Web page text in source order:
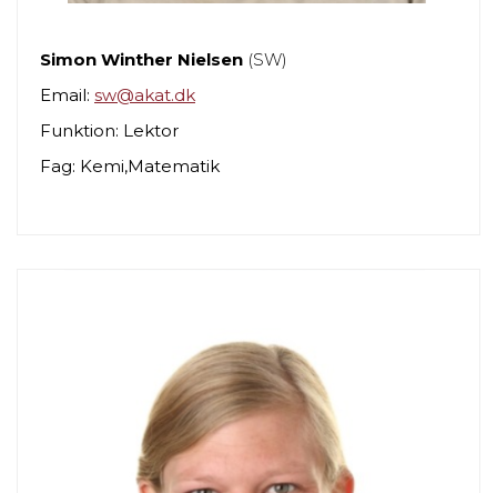
Simon Winther Nielsen (SW)
Email: sw@akat.dk
Funktion: Lektor
Fag: Kemi,Matematik